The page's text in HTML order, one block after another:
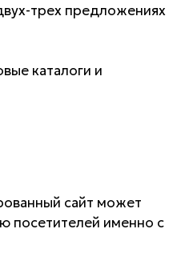
трех предложениях
каталоги и
сайт может
посетителей именно с